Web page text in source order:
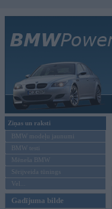
Ziņas un raksti
BMW modeļu jaunumi
BMW testi
Mēneša BMW
Sērijveida tūnings
Vel...
Gadījuma bilde